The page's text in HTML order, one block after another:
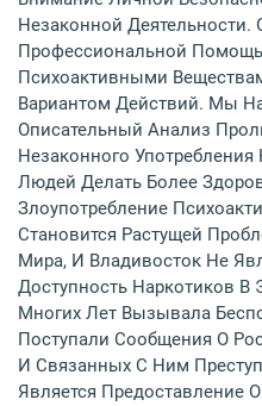
Незаконной Деятельности.
Профессиональной
Психоактивными
Вариантом Действий. Мы
Описательный Анализ
Незаконного
Людей Делать Более
Злоупотребление
Становится Растущей
Мира, И Владивосток Не
Доступность Наркотиков
Многих Лет Вызывала
Поступали Сообщения О
И Связанных С Ним
Является Предоставление